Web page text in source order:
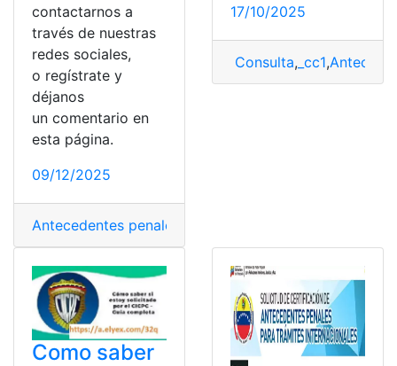
contactarnos a
través de nuestras
redes sociales,
o regístrate y
déjanos
un comentario en
esta página.
09/12/2025
Antecedentes penales
17/10/2025
Consulta, _cc1,
Como saber